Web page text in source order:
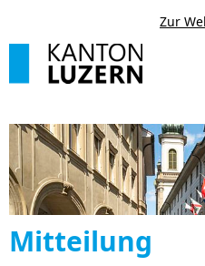
Zur
Mitteilung